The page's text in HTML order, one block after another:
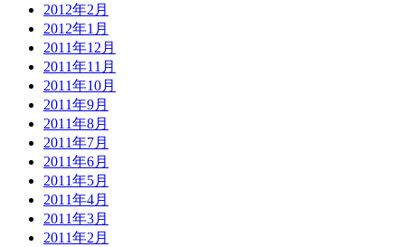
2012年2月
2012年1月
2011年12月
2011年11月
2011年10月
2011年9月
2011年8月
2011年7月
2011年6月
2011年5月
2011年4月
2011年3月
2011年2月